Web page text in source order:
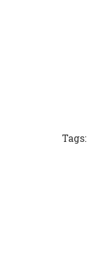
Tags: